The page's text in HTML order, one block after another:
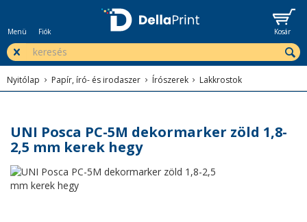
Menü Fiók Kosár
Nyitólap Papír, író- és irodaszer Írószerek Lakkrostok
UNI Posca PC-5M dekormarker zöld 1,8-
2,5 mm kerek hegy